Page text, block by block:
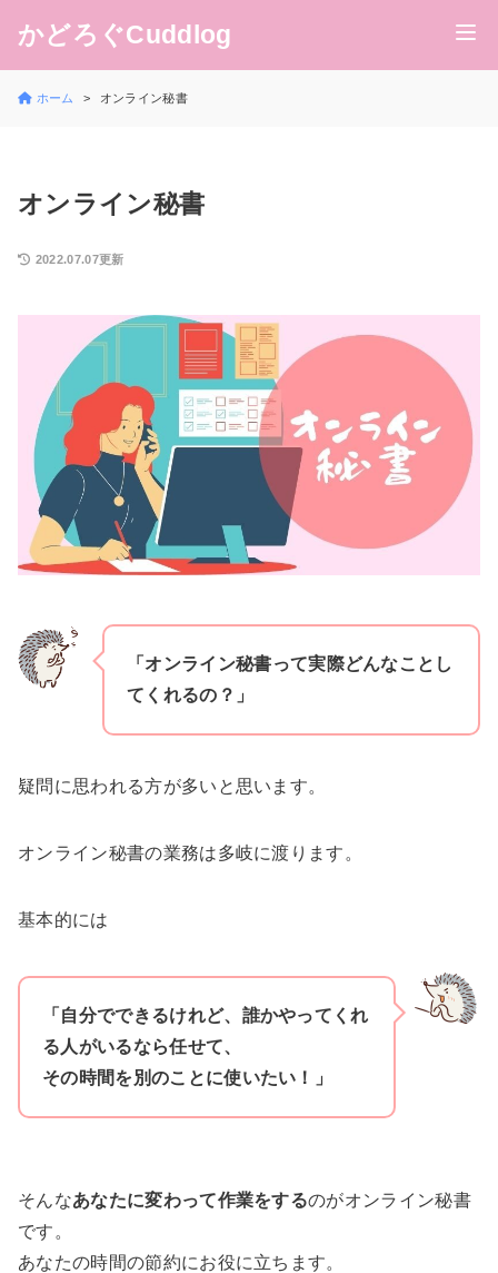
かどろぐCuddlog
ホーム オンライン秘書
オンライン秘書
2022.07.07更新
「オンライン秘書って実際どんなことし
てくれるの？」
疑問に思われる方が多いと思います。
オンライン秘書の業務は多岐に渡ります。
基本的には
「自分でできるけれど、誰かやってくれ
る人がいるなら任せて、
その時間を別のことに使いたい！」
そんなあなたに変わって作業をするのがオンライン秘書
です。
あなたの時間の節約にお役に立ちます。